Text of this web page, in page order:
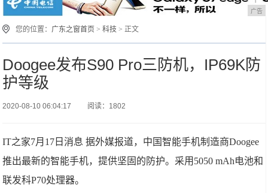
广告
您的位置： 广东之窗首页 >科技 > 正文
Doogee发布S90 Pro三防机，IP69K防
护等级
2020-08-10 06:04:17 阅读：1802
IT之家7月17日消息 据外媒报道，中国智能手机制造商Doogee
推出最新的智能手机，提供坚固的防护。采用5050 mAh电池和
联发科P70处理器。